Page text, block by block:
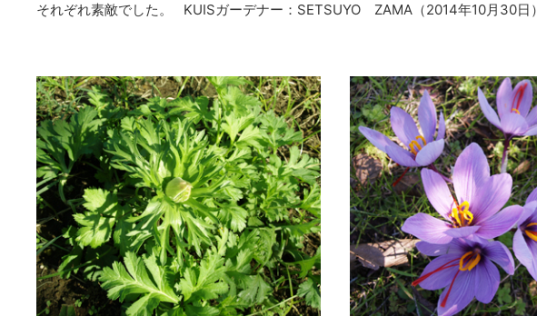
それぞれ素敵でした。 KUISガーデナー：SETSUYO ZAMA（2014年10月30日）